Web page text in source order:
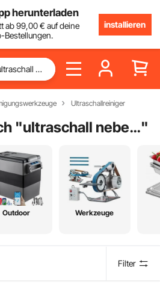
herunterladen
ab99,00€ auf deine
Bestellungen.
installieren
Ultraschallreiniger
" ultraschall nebelmacher"
Outdoor Werkzeuge
Filter